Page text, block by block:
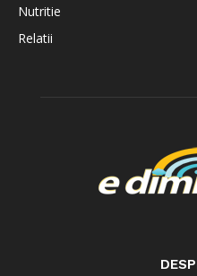
Nutritie
Relatii